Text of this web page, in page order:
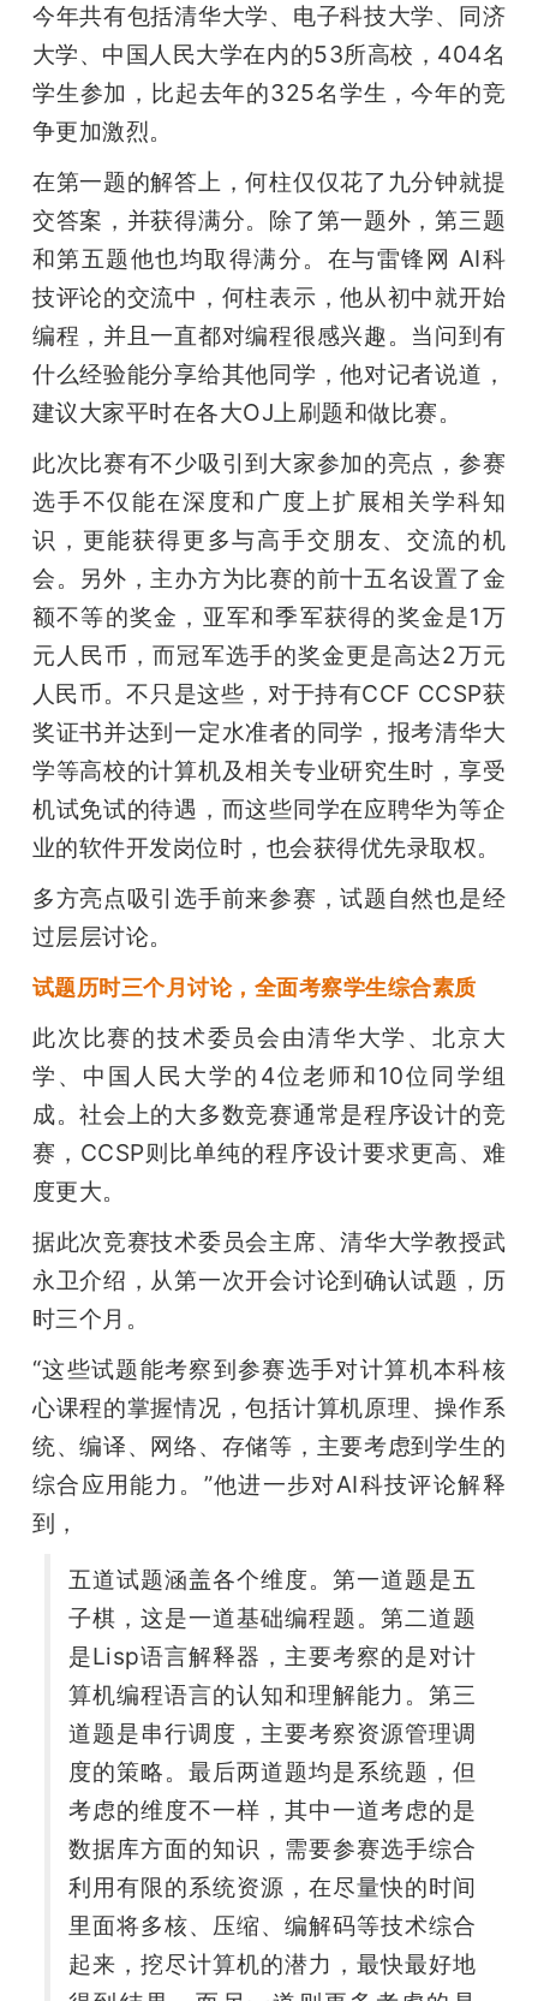
今年共有包括清华大学、电子科技大学、同济
大学、中国人民大学在内的53所高校，404名
学生参加，比起去年的325名学生，今年的竞
争更加激烈。
在第一题的解答上，何柱仅仅花了九分钟就提
交答案，并获得满分。除了第一题外，第三题
和第五题他也均取得满分。在与雷锋网 AI科
技评论的交流中，何柱表示，他从初中就开始
编程，并且一直都对编程很感兴趣。当问到有
什么经验能分享给其他同学，他对记者说道，
建议大家平时在各大OJ上刷题和做比赛。
此次比赛有不少吸引到大家参加的亮点，参赛
选手不仅能在深度和广度上扩展相关学科知
识，更能获得更多与高手交朋友、交流的机
会。另外，主办方为比赛的前十五名设置了金
额不等的奖金，亚军和季军获得的奖金是1万
元人民币，而冠军选手的奖金更是高达2万元
人民币。不只是这些，对于持有CCF CCSP获
奖证书并达到一定水准者的同学，报考清华大
学等高校的计算机及相关专业研究生时，享受
机试免试的待遇，而这些同学在应聘华为等企
业的软件开发岗位时，也会获得优先录取权。
多方亮点吸引选手前来参赛，试题自然也是经
过层层讨论。
试题历时三个月讨论，全面考察学生综合素质
此次比赛的技术委员会由清华大学、北京大
学、中国人民大学的4位老师和10位同学组
成。社会上的大多数竞赛通常是程序设计的竞
赛，CCSP则比单纯的程序设计要求更高、难
度更大。
据此次竞赛技术委员会主席、清华大学教授武
永卫介绍，从第一次开会讨论到确认试题，历
时三个月。
“这些试题能考察到参赛选手对计算机本科核
心课程的掌握情况，包括计算机原理、操作系
统、编译、网络、存储等，主要考虑到学生的
综合应用能力。”他进一步对AI科技评论解释
到，
五道试题涵盖各个维度。第一道题是五
子棋，这是一道基础编程题。第二道题
是Lisp语言解释器，主要考察的是对计
算机编程语言的认知和理解能力。第三
道题是串行调度，主要考察资源管理调
度的策略。最后两道题均是系统题，但
考虑的维度不一样，其中一道考虑的是
数据库方面的知识，需要参赛选手综合
利用有限的系统资源，在尽量快的时间
里面将多核、压缩、编解码等技术综合
起来，挖尽计算机的潜力，最快最好地